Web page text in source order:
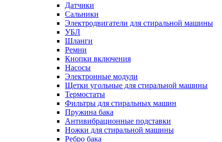
Датчики
Сальники
Электродвигатели для стиральной машины
УБЛ
Шланги
Ремни
Кнопки включения
Насосы
Электронные модули
Щетки угольные для стиральной машины
Термостаты
Фильтры для стиральных машин
Пружина бака
Антивибрационные подставки
Ножки для стиральной машины
Ребро бака